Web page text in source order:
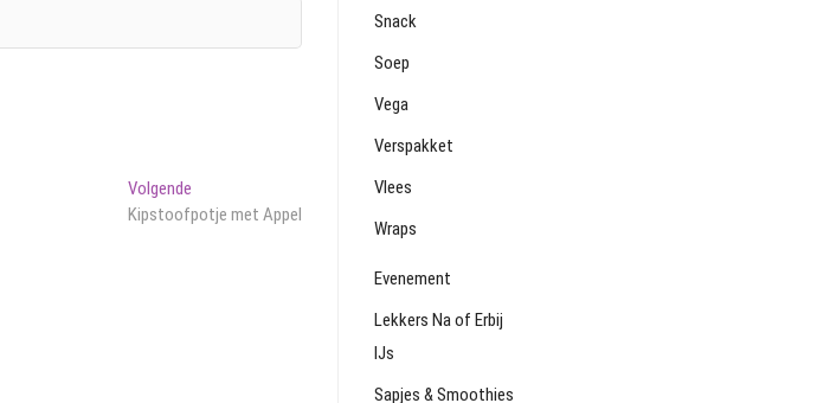
Volgende
bericht:
Kipstoofpotje met Appel
Snack
Soep
Vega
Verspakket
Vlees
Wraps
Evenement
Lekkers Na of Erbij
IJs
Sapjes & Smoothies